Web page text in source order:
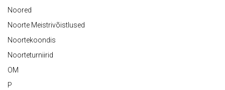
Noored
Noorte Meistrivõistlused
Noortekoondis
Noorteturniirid
OM
P